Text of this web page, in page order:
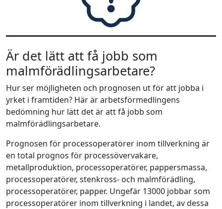
Är det lätt att få jobb som
malmförädlingsarbetare?
Hur ser möjligheten och prognosen ut för att jobba i
yrket i framtiden? Här är arbetsförmedlingens
bedömning hur lätt det är att få jobb som
malmförädlingsarbetare.
Prognosen för processoperatörer inom tillverkning är
en total prognos för processövervakare,
metallproduktion, processoperatörer, pappersmassa,
processoperatörer, stenkross- och malmförädling,
processoperatörer, papper. Ungefär 13000 jobbar som
processoperatörer inom tillverkning i landet, av dessa